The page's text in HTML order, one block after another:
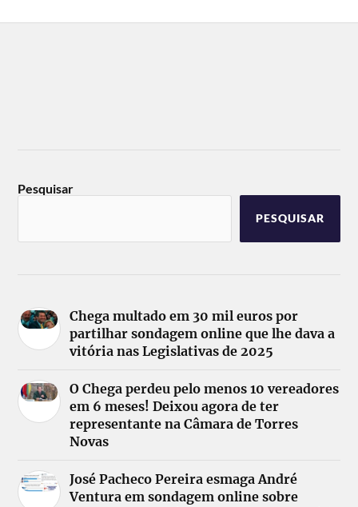
Pesquisar
PESQUISAR
Chega multado em 30 mil euros por
partilhar sondagem online que lhe dava a
vitória nas Legislativas de 2025
O Chega perdeu pelo menos 10 vereadores
em 6 meses! Deixou agora de ter
representante na Câmara de Torres
Novas
José Pacheco Pereira esmaga André
Ventura em sondagem online sobre